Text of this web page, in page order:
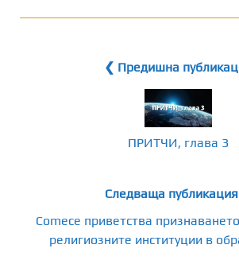
❮ Предишна
ПРИТЧИ, глава 3
Следваща
Comece приветства
религиозните институции в